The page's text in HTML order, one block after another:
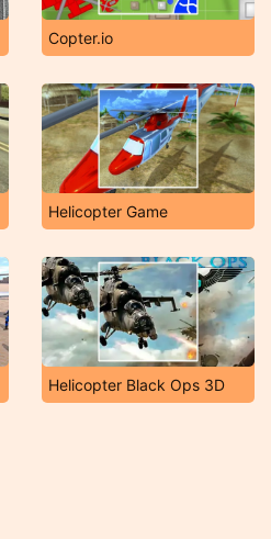
Copter.io
Helicopter Game
Helicopter Black Ops 3D